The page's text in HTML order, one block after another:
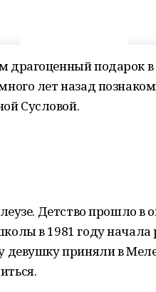
драгоценный подарок
лет назад
Сусловой.
Детство прошло
в 1981 году начала
девушку приняли в